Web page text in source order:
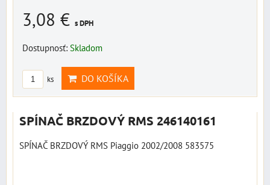
3,08 € s DPH
Dostupnosť: Skladom
ks DO KOŠÍKA
SPÍNAČ BRZDOVÝ RMS 246140161
SPÍNAČ BRZDOVÝ RMS Piaggio 2002/2008 583575